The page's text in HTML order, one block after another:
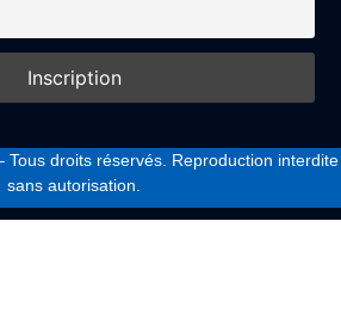
Tous droits réservés. Reproduction interdite
sans autorisation.